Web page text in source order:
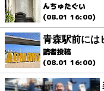
んちゅたぐい
(08.01 16:00)
青森駅前には
読者投稿
(08.01 16:00)